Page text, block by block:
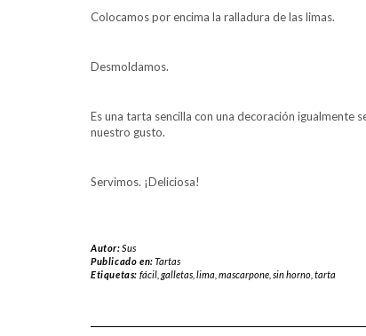
Colocamos por encima la ralladura de las limas.
Desmoldamos.
Es una tarta sencilla con una decoración igualmente
nuestro gusto.
Servimos. ¡Deliciosa!
Autor:Sus
Publicado en:Tartas
Etiquetas: fácil, galletas, lima mascarpone, sin horno, tarta